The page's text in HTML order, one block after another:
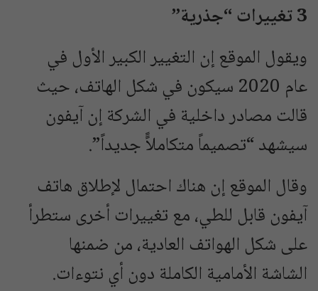
3 تغييرات “جذرية”
ويقول الموقع إن التغيير الكبير الأول في
عام 2020 سيكون في شكل الهاتف، حيث
قالت مصادر داخلية في الشركة إن آيفون
سيشهد “تصميماً متكاملاًً جديداً”.
وقال الموقع إن هناك احتمال لإطلاق هاتف
آيفون قابل للطي، مع تغييرات أخرى ستطرأ
على شكل الهواتف العادية، من ضمنها
الشاشة الأمامية الكاملة دون أي نتوءات.